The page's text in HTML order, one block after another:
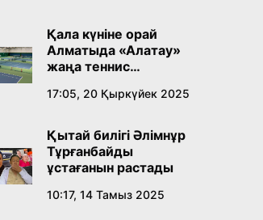
Қала күніне орай
Алматыда «Алатау»
жаңа теннис
17:05, 20 Қыркүйек 2025
Қытай билігі Әлімнұр
Тұрғанбайды
ұстағанын растады
10:17, 14 Тамыз 2025